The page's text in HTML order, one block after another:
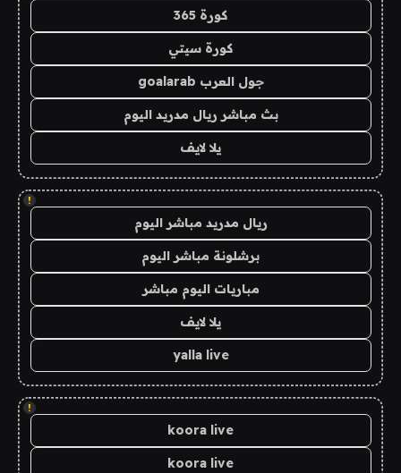
كورة 365
كورة سيتي
جول العرب goalarab
بث مباشر ريال مدريد اليوم
يلا لايف
!
ريال مدريد مباشر اليوم
برشلونة مباشر اليوم
مباريات اليوم مباشر
يلا لايف
yalla live
!
koora live
koora live